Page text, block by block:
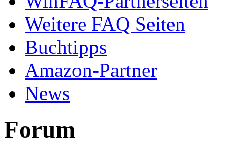
Weitere FAQ Seiten
Buchtipps
Amazon-Partner
News
Forum